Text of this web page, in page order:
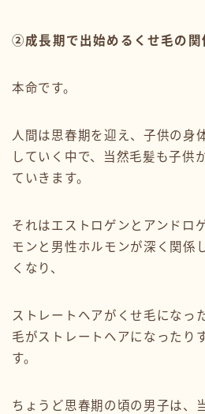
②成長期で出始めるくせ毛の関
本命です。
人間は思春期を迎え、子供の身
していく中で、当然毛髪も子供
ていきます。
それはエストロゲンとアンドロ
モンと男性ホルモンが深く関係
くなり、
ストレートヘアがくせ毛になっ
毛がストレートヘアになったり
す。
ちょうど思春期の頃の男子は、